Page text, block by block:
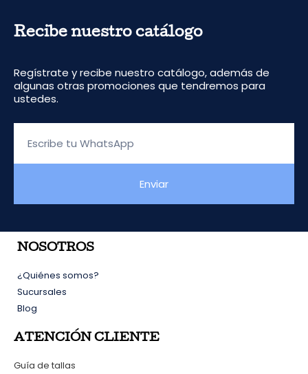
Recibe nuestro catálogo
Regístrate y recibe nuestro catálogo, además de
algunas otras promociones que tendremos para
ustedes.
Enviar
NOSOTROS
¿Quiénes somos?
Sucursales
Blog
ATENCIÓN CLIENTE
Guía de tallas